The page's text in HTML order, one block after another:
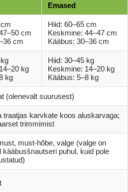
Emased
cm
cm
Hiid: 60–65 cm
Keskmine: 44–47 cm
Kääbus: 30–36 cm
kg
kg
Hiid: 30–45 kg
Keskmine: 14–20 kg
Kääbus: 5–8 kg
(olenevalt suurusest)
traatjas karvkate koos aluskarvaga;
trimmimist
must-hõbe, valge (valge on
kääbusšnautseri puhul, kuid pole